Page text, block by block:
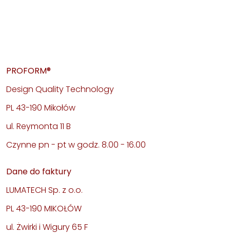
PROFORM®
Design Quality Technology
PL 43-190 Mikołów
ul. Reymonta 11 B
Czynne pn - pt w godz. 8.00 - 16.00
Dane do faktury
LUMATECH Sp. z o.o.
PL 43-190 MIKOŁÓW
ul. Żwirki i Wigury 65 F